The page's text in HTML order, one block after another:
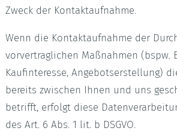
Zweck der Kontaktaufnahme.
Wenn die Kontaktaufnahme der
vorvertraglichen Maßnahmen (bspw.
Kaufinteresse, Angebotserstellung)
bereits zwischen Ihnen und uns
betrifft, erfolgt diese
des Art. 6 Abs. 1 lit. b DSGVO.